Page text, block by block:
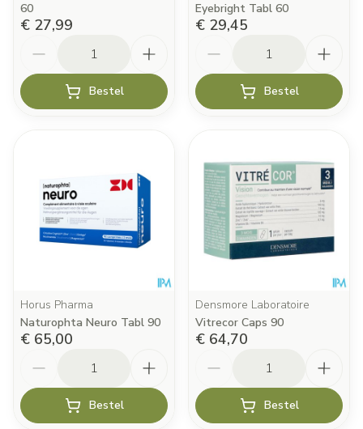
60
€ 27,99
Bestel
Eyebright Tabl 60
€ 29,45
Bestel
Horus Pharma
Naturophta Neuro Tabl 90
€ 65,00
Bestel
Densmore Laboratoire
Vitrecor Caps 90
€ 64,70
Bestel